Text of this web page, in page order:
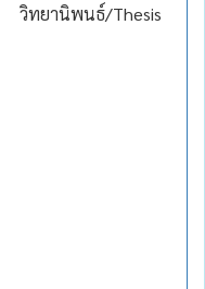
วิทยานิพนธ์/Thesis